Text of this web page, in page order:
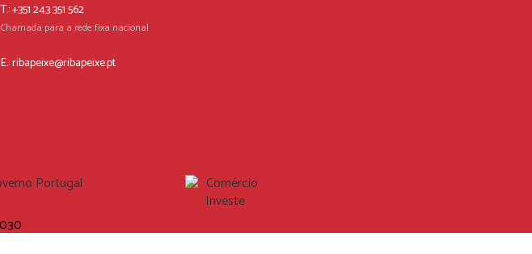
T.: +351 243 351 562
Chamada para a rede fixa nacional
E.:ribapeixe@ribapeixe.pt